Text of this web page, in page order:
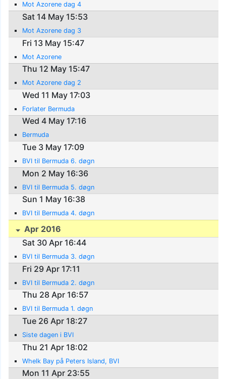
Mot Azorene dag 4
Sat 14 May 15:53
Mot Azorene dag 3
Fri 13 May 15:47
Mot Azorene
Thu 12 May 15:47
Mot Azorene dag 2
Wed 11 May 17:03
Forlater Bermuda
Wed 4 May 17:16
Bermuda
Tue 3 May 17:09
BVI til Bermuda 6. døgn
Mon 2 May 16:36
BVI til Bermuda 5. døgn
Sun 1 May 16:38
BVI til Bermuda 4. døgn
Apr 2016
Sat 30 Apr 16:44
BVI til Bermuda 3. døgn
Fri 29 Apr 17:11
BVI til Bermuda 2. døgn
Thu 28 Apr 16:57
BVI til Bermuda 1. døgn
Tue 26 Apr 18:27
Siste dagen i BVI
Thu 21 Apr 18:02
Whelk Bay på Peters Island, BVI
Mon 11 Apr 23:55